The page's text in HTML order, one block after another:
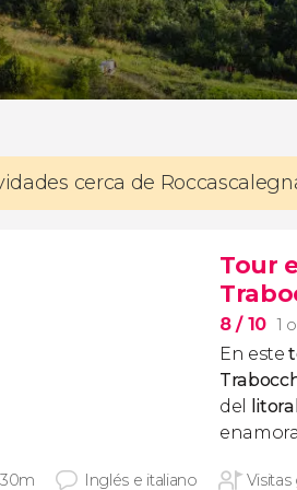
cerca de
Tour
8/ 10 1
En este
del
Inglés e italiano